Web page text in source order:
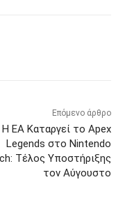
Επόμενο άρθρο
Η EA Καταργεί το Apex
Legends στο Nintendo
Τέλος Υποστήριξης
τον Αύγουστο